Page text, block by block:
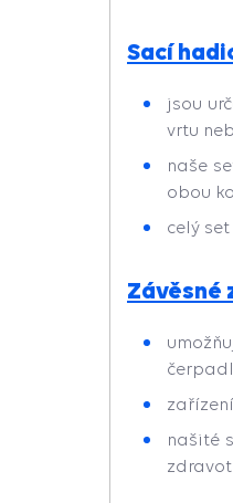
Sací
jsou
vrtu
naše
obou
celý
Závěsné
našité